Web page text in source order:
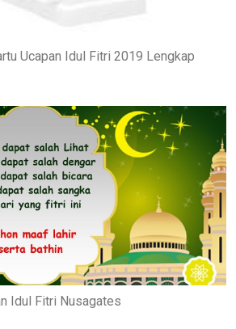
Ucapan Idul Fitri 2019 Lengkap
Idul Fitri Nusagates